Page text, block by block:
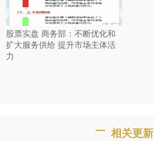
股票实盘 商务部：不断优化和
扩大服务供给 提升市场主体活
力
相关更新